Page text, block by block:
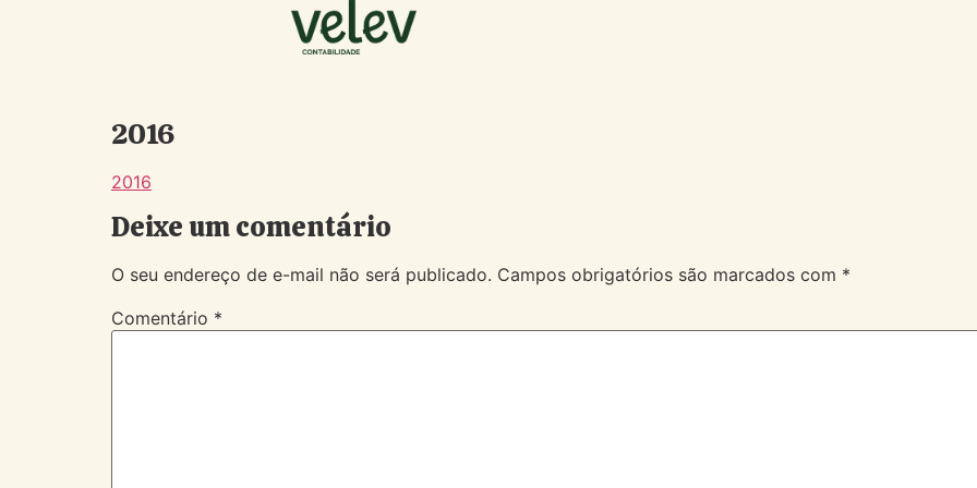
2016
2016
Deixe um comentário
O seu endereço de e-mail não será publicado. Campos obrigatórios são marcados com *
Comentário *